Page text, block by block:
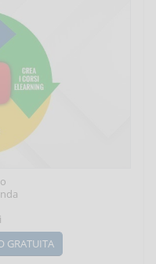
GRATUITA